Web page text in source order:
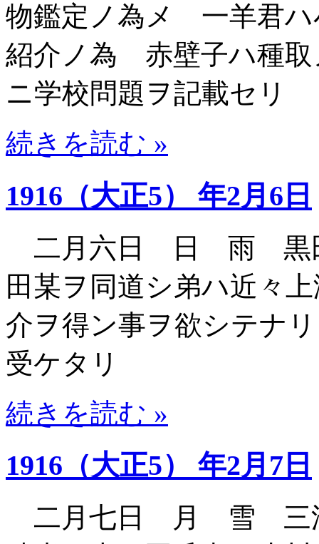
物鑑定ノ為メ 一羊君
紹介ノ為 赤壁子ハ種
ニ学校問題ヲ記載セ
続きを読む »
1916（大正5） 年2月6日
二月六日 日 雨 黒
田某ヲ同道シ弟ハ近々
介ヲ得ン事ヲ欲シテナ
受ケタリ
続きを読む »
1916（大正5） 年2月7日
二月七日 月 雪 三